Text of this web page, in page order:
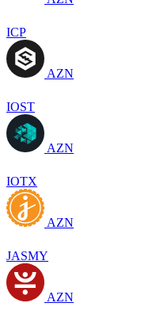
ICP
AZN
IOST
AZN
IOTX
AZN
JASMY
AZN